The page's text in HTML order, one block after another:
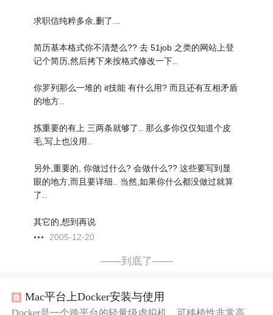
求职信纯粹多余,删了...
简历基本格式你不清楚么?? 去 51job 之类的网站上登
记个简历,然后拷下来按格式修改一下..
你罗列那么一堆的 it技能 有什么用? 而且还有互相矛盾
的地方..
拣重要的有上 三两条就够了.. 那么多你仅仅知道个皮
毛,写上也没用..
另外,重要的, 你做过什么? 会做什么?? 这些要写到显
眼的地方,而且要详细.. 当然,如果你什么都没做过就算
了..
其它的,想到再说
2005-12-20
——到底了——
Mac平台上Docker安装与使用